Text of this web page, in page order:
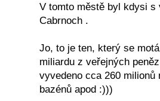
V tomto městě byl kdysi s
Cabrnoch .
Jo, to je ten, který se
miliardu z veřejných
vyvedeno cca 260
bazénů apod :)))